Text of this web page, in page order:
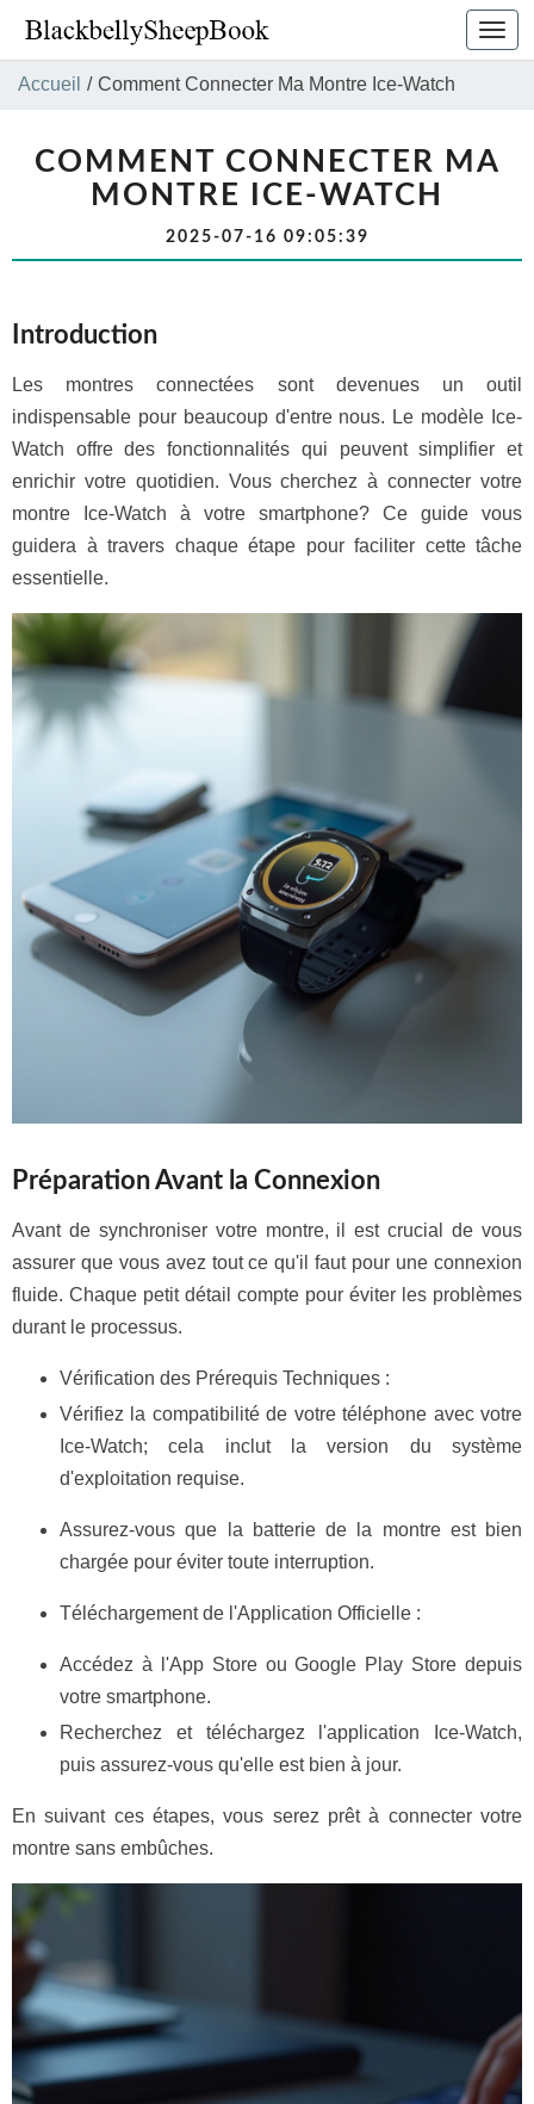
la
Accueil / Comment Connecter Ma Montre Ice-Watch
COMMENT CONNECTER MA
MONTRE ICE-WATCH
2025-07-16 09:05:39
Introduction
Les montres connectées sont devenues un outil
indispensable pour beaucoup d'entre nous. Le modèle Ice-
Watch offre des fonctionnalités qui peuvent simplifier et
enrichir votre quotidien. Vous cherchez à connecter votre
montre Ice-Watch à votre smartphone? Ce guide vous
guidera à travers chaque étape pour faciliter cette tâche
essentielle.
Préparation Avant la Connexion
Avant de synchroniser votre montre, il est crucial de vous
assurer que vous avez tout ce qu'il faut pour une connexion
fluide. Chaque petit détail compte pour éviter les problèmes
durant le processus.
Vérification des Prérequis Techniques :
Vérifiez la compatibilité de votre téléphone avec votre
Ice-Watch; cela inclut la version du système
d'exploitation requise.
Assurez-vous que la batterie de la montre est bien
chargée pour éviter toute interruption.
Téléchargement de l'Application Officielle :
Accédez à l'App Store ou Google Play Store depuis
votre smartphone.
Recherchez et téléchargez l'application Ice-Watch,
puis assurez-vous qu'elle est bien à jour.
En suivant ces étapes, vous serez prêt à connecter votre
montre sans embûches.